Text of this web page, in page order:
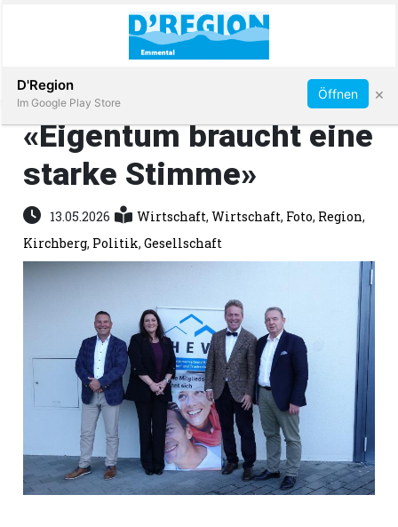
Immobilien
Veranstaltungen
Abonnieren
«Eigentum braucht eine
starke Stimme»
13.05.2026 Wirtschaft,Wirtschaft, Foto, Region,
Kirchberg, Politik,Gesellschaft
D'Region
Im Google Play Store
Öffnen ×